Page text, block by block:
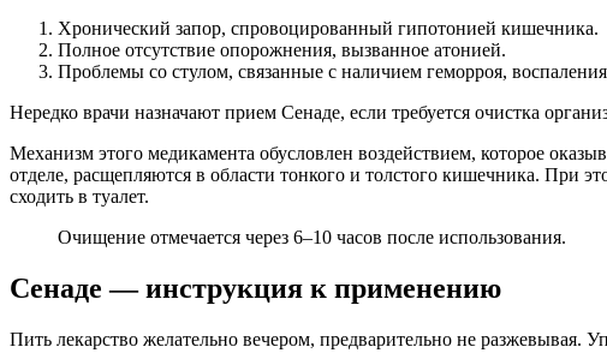
Хронический запор, спровоцированный гипотонией кишечника.
Полное отсутствие опорожнения, вызванное атонией.
Проблемы со стулом, связанные с наличием геморроя,
Нередко врачи назначают прием Сенаде, если требуется очистка
Механизм этого медикамента обусловлен воздействием, которое
отделе, расщепляются в области тонкого и толстого кишечника. При
сходить в туалет.
Очищение отмечается через 6–10 часов после использования.
Сенаде — инструкция к применению
Пить лекарство желательно вечером, предварительно не разжевывая.